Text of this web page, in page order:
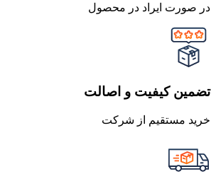
در صورت ایراد در محصول
تضمین کیفیت و اصالت
خرید مستقیم از شرکت